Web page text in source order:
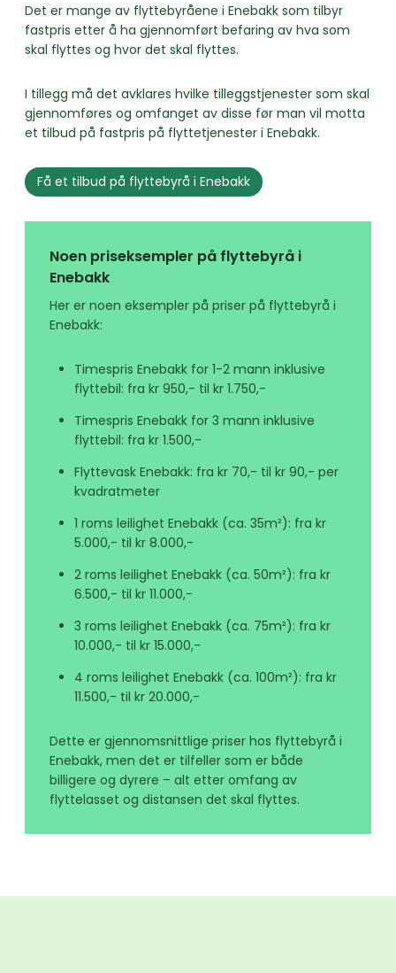
Det er mange av flyttebyråene i Enebakk som tilbyr
fastpris etter å ha gjennomført befaring av hva som
skal flyttes og hvor det skal flyttes.
I tillegg må det avklares hvilke tilleggstjenester som skal
gjennomføres og omfanget av disse før man vil motta
et tilbud på fastpris på flyttetjenester i Enebakk.
Få et tilbud på flyttebyrå i Enebakk
Noen priseksempler på flyttebyrå i
Enebakk
Her er noen eksempler på priser på flyttebyrå i
Enebakk:
Timespris Enebakk for 1-2 mann inklusive
flyttebil: fra kr 950,- til kr 1.750,-
Timespris Enebakk for 3 mann inklusive
flyttebil: fra kr 1.500,-
Flyttevask Enebakk: fra kr 70,- til kr 90,- per
kvadratmeter
1 roms leilighet Enebakk (ca. 35m²): fra kr
5.000,- til kr 8.000,-
2 roms leilighet Enebakk (ca. 50m²): fra kr
6.500,- til kr 11.000,-
3 roms leilighet Enebakk (ca. 75m²): fra kr
10.000,- til kr 15.000,-
4 roms leilighet Enebakk (ca. 100m²): fra kr
11.500,- til kr 20.000,-
Dette er gjennomsnittlige priser hos flyttebyrå i
Enebakk, men det er tilfeller som er både
billigere og dyrere – alt etter omfang av
flyttelasset og distansen det skal flyttes.